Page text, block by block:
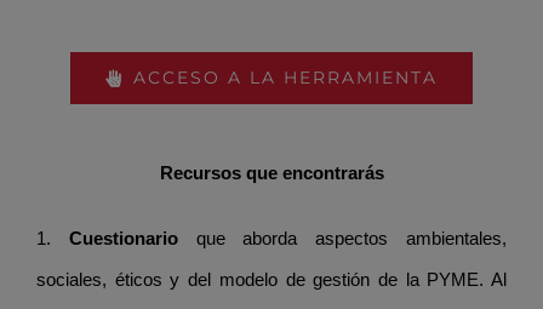
ACCESO A LA HERRAMIENTA
Recursos que encontrarás
1. Cuestionarioque aborda aspectos ambientales,
sociales, éticos y del modelo de gestión de la PYME. Al